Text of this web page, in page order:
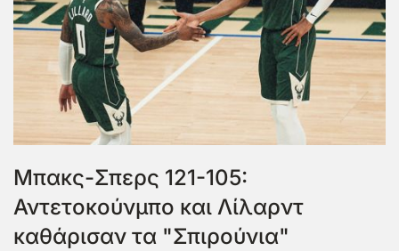
Μπακς-Σπερς 121-105:
Αντετοκούνμπο και Λίλαρντ
καθάρισαν τα "Σπιρούνια"